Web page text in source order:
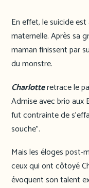
En effet, le suicide
maternelle. Après sa
maman finissent par
du monstre.
Charlotteretrace le
Admise avec brio aux
fut contrainte de
souche”.
Mais les éloges post-
ceux qui ont côtoyé
évoquent son talent